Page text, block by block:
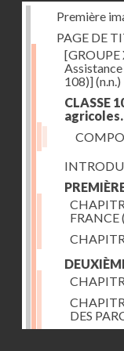
Première
PAGE DE
[GROUPE
108)](n.n.)
CLASSE
FRANCE
DES